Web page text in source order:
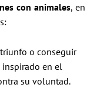
con animales, en
o conseguir
en el
su voluntad.